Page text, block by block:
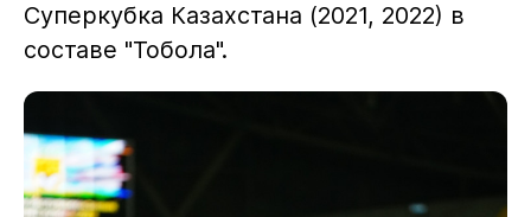
Суперкубка Казахстана (2021, 2022) в
составе "Тобола".